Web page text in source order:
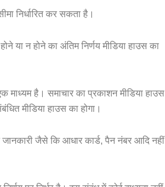
निर्धारित कर सकता है।
या न होने का अंतिम निर्णय मीडिया हाउस का
है। समाचार का प्रकाशन मीडिया हाउस
मीडिया हाउस का होगा।
जैसे कि आधार कार्ड, पैन नंबर आदि नहीं